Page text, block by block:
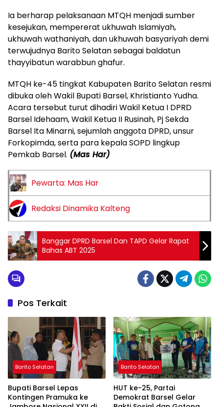
Ia berharap pelaksanaan MTQH menjadi sumber
kesejukan, mempererat ukhuwah Islamiyah,
ukhuwah wathaniyah, dan ukhuwah basyariyah demi
terwujudnya Barito Selatan sebagai baldatun
thayyibatun warabbun ghafur.
MTQH ke-45 tingkat Kabupaten Barito Selatan resmi
dibuka oleh Wakil Bupati Barsel, Khristianto Yudha.
Acara tersebut turut dihadiri Wakil Ketua I DPRD
Barsel Idehaam, Wakil Ketua II Rusinah, Pj Sekda
Barsel Ita Minarni, sejumlah anggota DPRD, unsur
Forkopimda, serta para kepala SOPD lingkup
Pemkab Barsel. (Mas Har)
Pewarta: Mas Har
Redaksi Dinamika Kalteng
Banggar DPRD Barsel Dan TAPD Gelar Rapat
Bahas ABT 2025
Pos Terkait
Barito Selatan
Bupati Barsel Lepas
Kontingen Pramuka ke
Barito Selatan
HUT ke-25, Partai
Demokrat Barsel Gelar